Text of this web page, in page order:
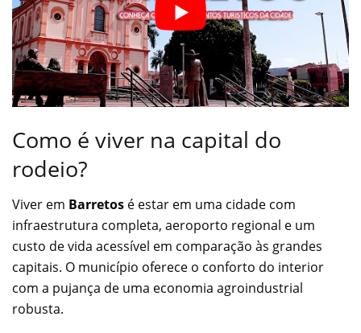
Como é viver na capital do
rodeio?
Viver em Barretos é estar em uma cidade com
infraestrutura completa, aeroporto regional e um
custo de vida acessível em comparação às grandes
capitais. O município oferece o conforto do interior
com a pujança de uma economia agroindustrial
robusta.